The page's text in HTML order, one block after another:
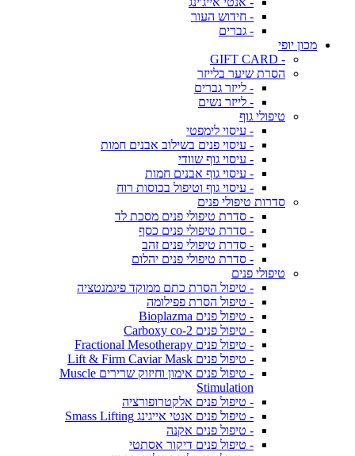
- חידוש העור
- גברים
מכון יופי
- GIFT CARD
הסרת שיער בלייזר
- לייזר גברים
- לייזר נשים
טיפולי גוף
- עיסוי לימפטי
- עיסוי פנים בשילוב אבנים חמות
- עיסוי גוף שוודי
- עיסוי גוף אבנים חמות
- עיסוי גוף וטיפול בכוסות רוח
סדרות טיפולי פנים
- סדרת טיפולי פנים מסכת לד
- סדרת טיפולי פנים כסף
- סדרת טיפולי פנים זהב
- סדרת טיפולי פנים יהלום
טיפולי פנים
- טיפול הסרת כתם ממוקד פיגמנטציה
- טיפול הסרת פפילומה
- טיפול פנים Bioplazma
- טיפול פנים Carboxy co-2
- טיפול פנים Fractional Mesotherapy
- טיפול פנים Lift & Firm Caviar Mask
- טיפול פנים אימון וחיזוק שרירים Muscle
Stimulation
- טיפול פנים אלקטרופורציה
- טיפול פנים אנטי אייגינג Smass Lifting
- טיפול פנים אקנה
- טיפול פנים דיקור אסתטי